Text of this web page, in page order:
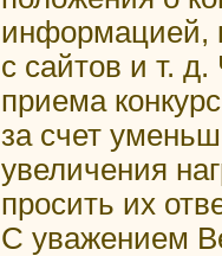
информацией,
с сайтов и т.
приема
за счет
увеличения
просить их
С уважением